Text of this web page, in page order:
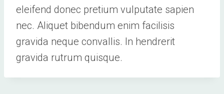
eleifend donec pretium vulputate sapien
nec. Aliquet bibendum enim facilisis
gravida neque convallis. In hendrerit
gravida rutrum quisque.